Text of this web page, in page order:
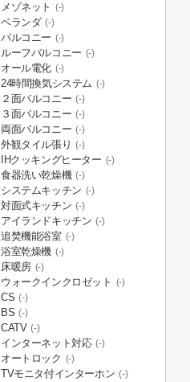
メゾネット (-)
ベランダ (-)
バルコニー (-)
ルーフバルコニー (-)
オール電化 (-)
24時間換気システム (-)
２面バルコニー (-)
３面バルコニー (-)
両面バルコニー (-)
外観タイル張り (-)
IHクッキングヒーター (-)
食器洗い乾燥機 (-)
システムキッチン (-)
対面式キッチン (-)
アイランドキッチン (-)
追焚機能浴室 (-)
浴室乾燥機 (-)
床暖房 (-)
ウォークインクロゼット (-)
CS (-)
BS (-)
CATV (-)
インターネット対応 (-)
オートロック (-)
TVモニタ付インターホン (-)